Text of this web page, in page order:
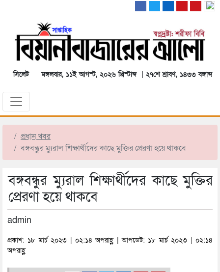
সিলেট মঙ্গলবার, ১১ই আগস্ট, ২০২৬ খ্রিস্টাব্দ | ২৭শে শ্রাবণ, ১৪৩৩ বঙ্গাব্দ
প্রধান খবর
বঙ্গবন্ধুর ম্যুরাল শিক্ষার্থীদের কাছে মুক্তির প্রেরণা হয়ে থাকবে
বঙ্গবন্ধুর ম্যুরাল শিক্ষার্থীদের কাছে মুক্তির
প্রেরণা হয়ে থাকবে
admin
প্রকাশ: ১৮ মার্চ ২০২৩ | ০২:১৪ অপরাহ্ণ | আপডেট: ১৮ মার্চ ২০২৩ | ০২:১৪
অপরাহ্ণ